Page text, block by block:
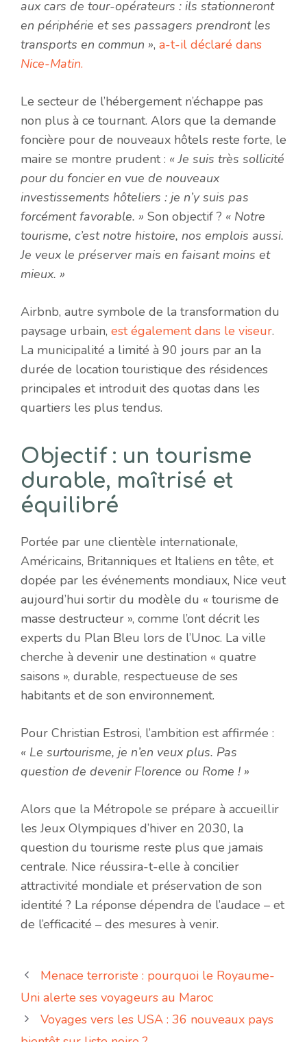
aux cars de tour-opérateurs : ils stationneront
en périphérie et ses passagers prendront les
transports en commun », a-t-il déclaré dans
Nice-Matin.
Le secteur de l’hébergement n’échappe pas
non plus à ce tournant. Alors que la demande
foncière pour de nouveaux hôtels reste forte, le
maire se montre prudent : « Je suis très sollicité
pour du foncier en vue de nouveaux
investissements hôteliers : je n’y suis pas
forcément favorable. » Son objectif ? « Notre
tourisme, c’est notre histoire, nos emplois aussi.
Je veux le préserver mais en faisant moins et
mieux. »
Airbnb, autre symbole de la transformation du
paysage urbain, est également dans le viseur.
La municipalité a limité à 90 jours par an la
durée de location touristique des résidences
principales et introduit des quotas dans les
quartiers les plus tendus.
Objectif : un tourisme
durable, maîtrisé et
équilibré
Portée par une clientèle internationale,
Américains, Britanniques et Italiens en tête, et
dopée par les événements mondiaux, Nice veut
aujourd’hui sortir du modèle du « tourisme de
masse destructeur », comme l’ont décrit les
experts du Plan Bleu lors de l’Unoc. La ville
cherche à devenir une destination « quatre
saisons », durable, respectueuse de ses
habitants et de son environnement.
Pour Christian Estrosi, l’ambition est affirmée :
« Le surtourisme, je n’en veux plus. Pas
question de devenir Florence ou Rome ! »
Alors que la Métropole se prépare à accueillir
les Jeux Olympiques d’hiver en 2030, la
question du tourisme reste plus que jamais
centrale. Nice réussira-t-elle à concilier
attractivité mondiale et préservation de son
identité ? La réponse dépendra de l’audace – et
de l’efficacité – des mesures à venir.
Menace terroriste : pourquoi le Royaume-
Uni alerte ses voyageurs au Maroc
Voyages vers les USA : 36 nouveaux pays